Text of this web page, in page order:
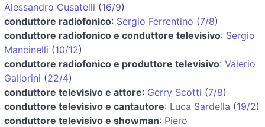
Alessandro Cusatelli (16/9)
conduttore radiofonico: Sergio Ferrentino (7/8)
conduttore radiofonico e conduttore televisivo: Sergio
Mancinelli (10/12)
conduttore radiofonico e produttore televisivo: Valerio
Gallorini (22/4)
conduttore televisivo e attore: Gerry Scotti (7/8)
conduttore televisivo e cantautore: Luca Sardella (19/2)
conduttore televisivo e showman: Piero